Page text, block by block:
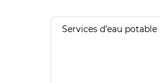
Services d'eau potable